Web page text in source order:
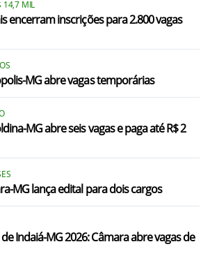
14,7 MIL
encerram inscrições para 2.800 vagas
MG abre vagas temporárias
MG abre seis vagas e paga até R$ 2
MG lança edital para dois cargos
Indaiá-MG 2026: Câmara abre vagas de